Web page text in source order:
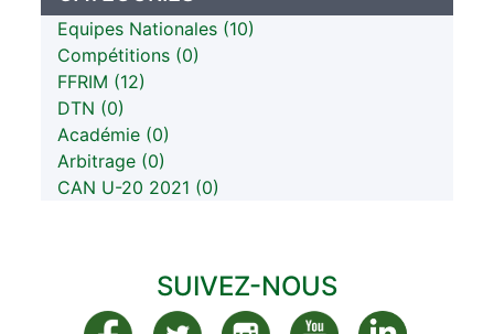
Equipes Nationales (10)
Compétitions (0)
FFRIM (12)
DTN (0)
Académie (0)
Arbitrage (0)
CAN U-20 2021 (0)
SUIVEZ-NOUS